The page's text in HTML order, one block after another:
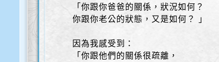
「你跟你爸爸的關係，狀況如何？
你跟你老公的狀態，又是如何？ 」
因為我感受到：
「你跟他們的關係很疏離，